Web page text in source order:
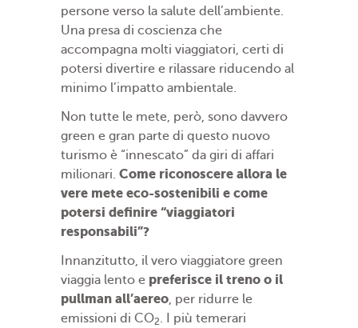
persone verso la salute dell’ambiente.
Una presa di coscienza che
accompagna molti viaggiatori, certi di
potersi divertire e rilassare riducendo al
minimo l’impatto ambientale.
Non tutte le mete, però, sono davvero
green e gran parte di questo nuovo
turismo è “innescato” da giri di affari
milionari. Come riconoscere allora le
vere mete eco-sostenibili e come
potersi definire “viaggiatori
responsabili”?
Innanzitutto, il vero viaggiatore green
viaggia lento e preferisce il treno o il
pullman all’aereo, per ridurre le
emissioni di CO2. I più temerari